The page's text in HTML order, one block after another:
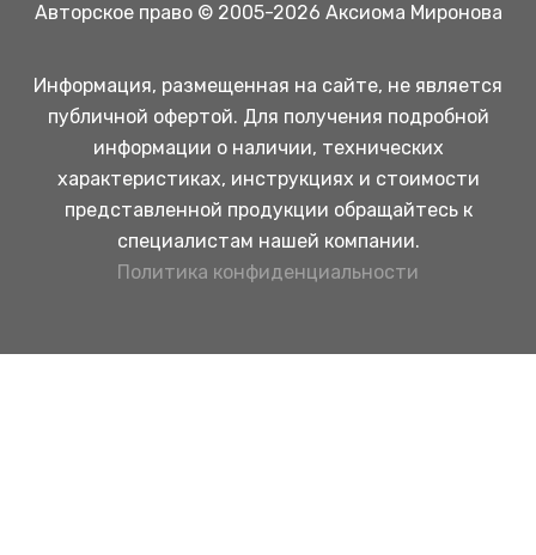
Авторское право © 2005-2026 Аксиома Миронова
Информация, размещенная на сайте, не является
публичной офертой. Для получения подробной
информации о наличии, технических
характеристиках, инструкциях и стоимости
представленной продукции обращайтесь к
специалистам нашей компании.
Политика конфиденциальности